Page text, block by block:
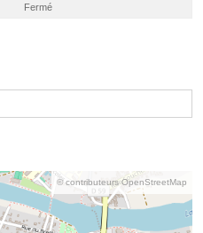
Fermé
© contributeurs OpenStreetMap